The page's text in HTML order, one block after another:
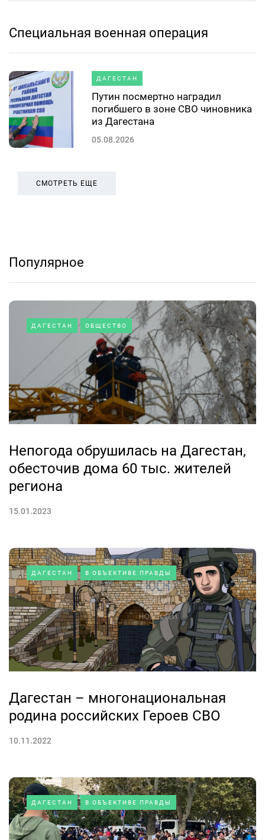
Специальная военная операция
ДАГЕСТАН
Путин посмертно наградил
погибшего в зоне СВО чиновника
из Дагестана
05.08.2026
СМОТРЕТЬ ЕЩЕ
Популярное
ДАГЕСТАН ОБЩЕСТВО
Непогода обрушилась на Дагестан,
обесточив дома 60 тыс. жителей
региона
15.01.2023
ДАГЕСТАН В ОБЪЕКТИВЕ ПРАВДЫ
Дагестан – многонациональная
родина российских Героев СВО
10.11.2022
ДАГЕСТАН В ОБЪЕКТИВЕ ПРАВДЫ